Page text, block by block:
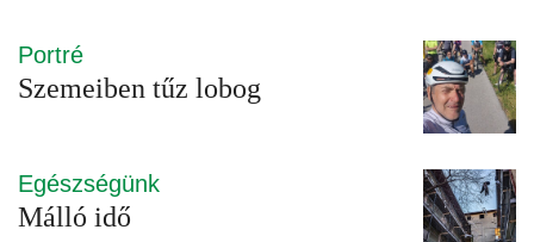
Portré
Szemeiben tűz lobog
Egészségünk
Málló idő